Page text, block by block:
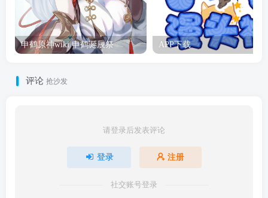
申鹤原神wiki 申鹤诞辰祭 APP下载
评论 抢沙发
请登录后发表评论
登录 注册
社交账号登录